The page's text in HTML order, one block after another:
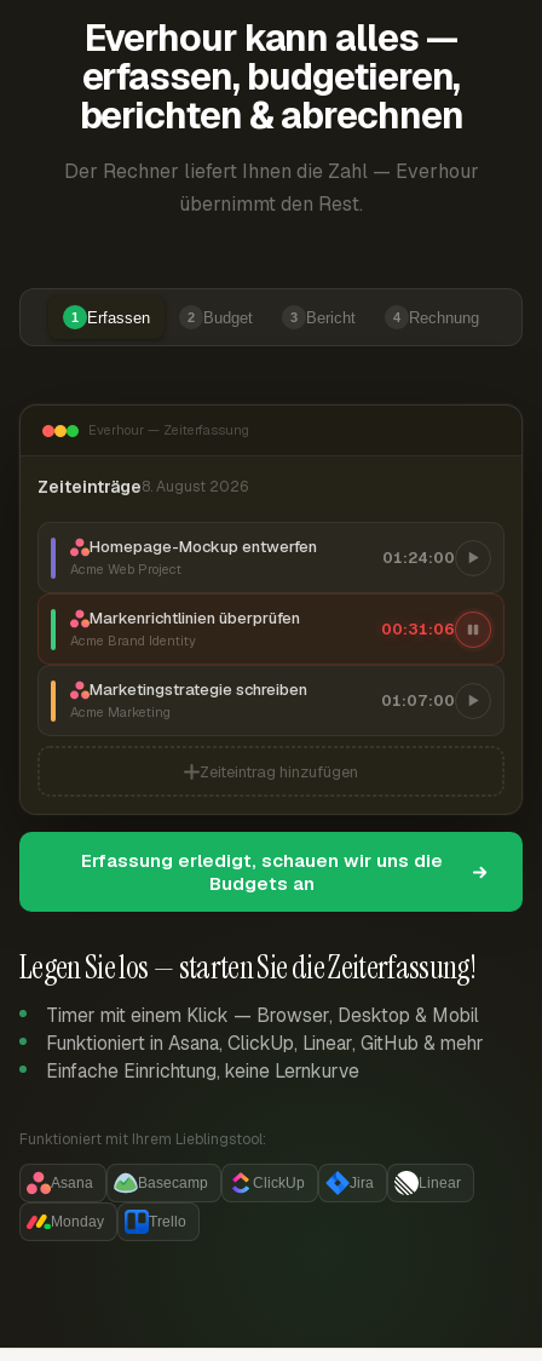
Everhour kann alles —
erfassen, budgetieren,
berichten & abrechnen
Der Rechner liefert Ihnen die Zahl — Everhour
übernimmt den Rest.
1 Erfassen 2 Budget 3 Bericht 4 Rechnung
Legen Sie los — starten Sie die Zeiterfassung!
Timer mit einem Klick — Browser, Desktop & Mobil
Funktioniert in Asana, ClickUp, Linear, GitHub & mehr
Einfache Einrichtung, keine Lernkurve
Funktioniert mit Ihrem Lieblingstool:
Asana Basecamp ClickUp Jira Linear
Monday Trello
Everhour — Zeiterfassung
Zeiteinträge8. August 2026
Homepage-Mockup entwerfen
Acme Web Project
01:24:00
Markenrichtlinien überprüfen
Acme Brand Identity
00:31:07
Marketingstrategie schreiben
Acme Marketing
01:07:00
Zeiteintrag hinzufügen
Erfassung erledigt, schauen wir uns die
Budgets an